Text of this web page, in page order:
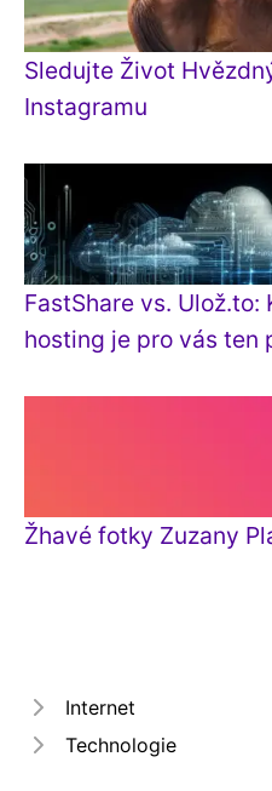
Sledujte Život
Instagramu
FastShare vs.
hosting je pro vás ten
Žhavé fotky Zuzany
Internet
Technologie